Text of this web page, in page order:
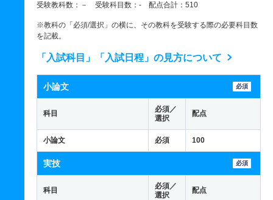
受験教科数：－ 受験科目数：- 配点合計：510
※教科の「必須/選択」の横に、その教科を受験する際の必要科目数
を記載。
「入試科目」「入試日程」の見方について
小論文 必須
科目
必須／
選択
配点
小論文 必須 100
実技 必須
科目
必須／
選択
配点